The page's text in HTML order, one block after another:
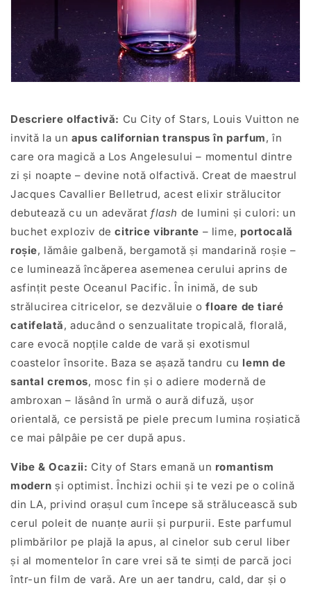
Descriere olfactivă: Cu City of Stars, Louis Vuitton ne
invită la un apus californian transpus în parfum, în
care ora magică a Los Angelesului – momentul dintre
zi și noapte – devine notă olfactivă. Creat de maestrul
Jacques Cavallier Belletrud, acest elixir strălucitor
debutează cu un adevăratflash de lumini și culori: un
buchet exploziv decitrice vibrante – lime, portocală
roșie, lămâie galbenă, bergamotă și mandarină roșie –
ce luminează încăperea asemenea cerului aprins de
asfințit peste Oceanul Pacific. În inimă, de sub
strălucirea citricelor, se dezvăluie ofloare de tiaré
catifelată, aducând o senzualitate tropicală, florală,
care evocă nopțile calde de vară și exotismul
coastelor însorite. Baza se așază tandru cu lemn de
santal cremos, mosc fin și o adiere modernă de
ambroxan – lăsând în urmă o aură difuză, ușor
orientală, ce persistă pe piele precum lumina roșiatică
ce mai pâlpâie pe cer după apus.
Vibe & Ocazii: City of Stars emană un romantism
modern și optimist. Închizi ochii și te vezi pe o colină
din LA, privind orașul cum începe să strălucească sub
cerul poleit de nuanțe aurii și purpurii. Este parfumul
plimbărilor pe plajă la apus, al cinelor sub cerul liber
și al momentelor în care vrei să te simți de parcă joci
într-un film de vară. Are un aer tandru, cald, dar și o